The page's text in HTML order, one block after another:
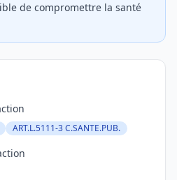
de compromettre la santé
ART.L.5111-3 C.SANTE.PUB.